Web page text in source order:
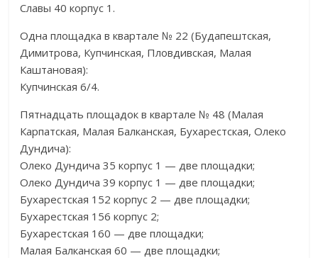
Славы 40 корпус 1.
Одна площадка в квартале № 22 (Будапештская,
Димитрова, Купчинская, Пловдивская, Малая
Каштановая):
Купчинская 6/4.
Пятнадцать площадок в квартале № 48 (Малая
Карпатская, Малая Балканская, Бухарестская, Олеко
Дундича):
Олеко Дундича 35 корпус 1 — две площадки;
Олеко Дундича 39 корпус 1 — две площадки;
Бухарестская 152 корпус 2 — две площадки;
Бухарестская 156 корпус 2;
Бухарестская 160 — две площадки;
Малая Балканская 60 — две площадки;